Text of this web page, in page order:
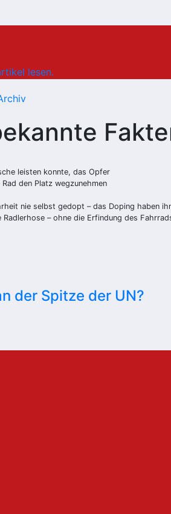
lesen.
leisten konnte, das Opfer
den Platz wegzunehmen
nie selbst gedopt – das Doping haben
– ohne die Erfindung des
der Spitze der UN?